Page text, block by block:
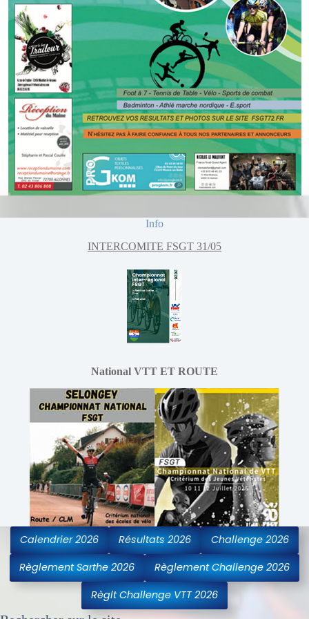
Info
INTERCOMITE FSGT 31/05
National VTT ET ROUTE
Calendrier 2026 Résultats 2026
Challenge 2026
Règlement Sarthe 2026
Règlement Challenge 2026
Règlt Challenge VTT 2026